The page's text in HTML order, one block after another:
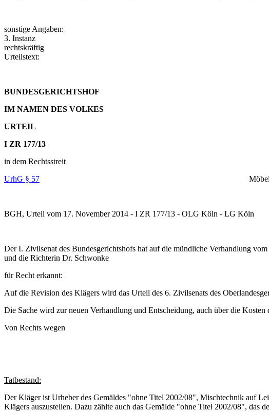
sonstige Angaben:
3. Instanz
rechtskräftig
Urteilstext:
BUNDESGERICHTSHOF
IM NAMEN DES VOLKES
URTEIL
I ZR 177/13
in dem Rechtsstreit
UrhG § 57
BGH, Urteil vom 17. November 2014 - I ZR 177/13 - OLG Köln - LG Köln
Der I. Zivilsenat des Bundesgerichtshofs hat auf die mündliche Verhandlung
und die Richterin Dr. Schwonke
für Recht erkannt:
Auf die Revision des Klägers wird das Urteil des 6. Zivilsenats des
Die Sache wird zur neuen Verhandlung und Entscheidung, auch über die
Von Rechts wegen
Tatbestand:
Der Kläger ist Urheber des Gemäldes "ohne Titel 2002/08", Mischtechnik auf
Klägers auszustellen. Dazu zählte auch das Gemälde "ohne Titel 2002/08",